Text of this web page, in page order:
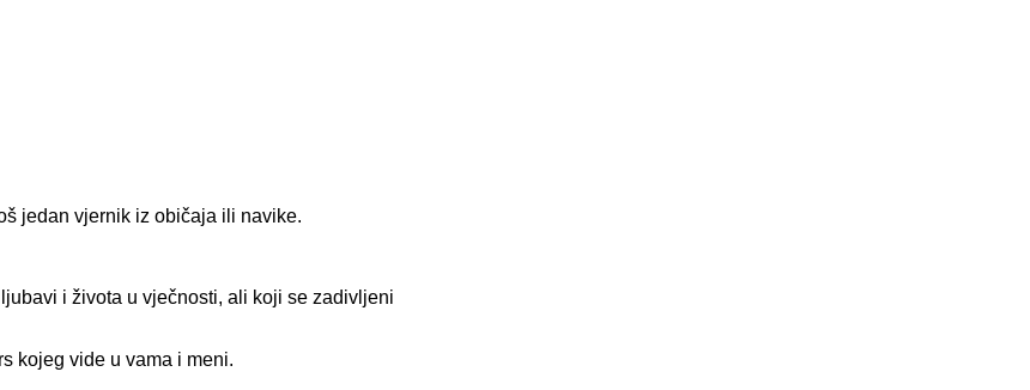
jedan vjernik iz običaja ili navike.
i života u vječnosti, ali koji se zadivljeni
kojeg vide u vama i meni.